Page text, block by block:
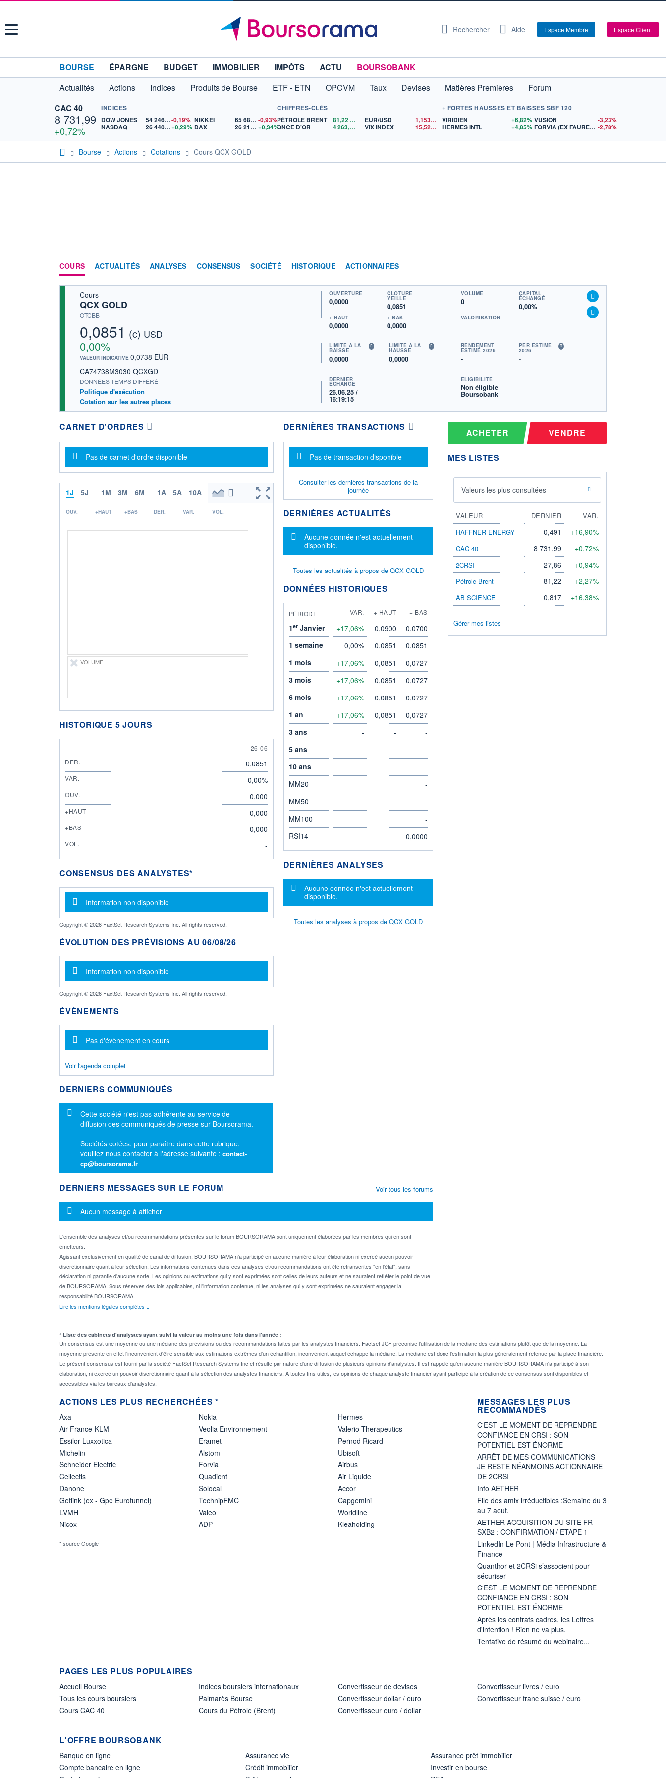
Menu Rechercher Aide Espace Membre Espace Client
BOURSE ÉPARGNE BUDGET IMMOBILIER IMPÔTS ACTU
BOURSOBANK
Actualités
Actions Indices Produits de Bourse ETF - ETN OPCVM Taux Devises Matières Premières
Forum
CAC 40
8 731,99
+0,72%
INDICES
DOW JONES
54 246,64-0,19%
NASDAQ
26 440,44+0,29%
NIKKEI 65 683,26 -0,93%
DAX
26 215,25 +0,34%
CHIFFRES-CLÉS
PÉTROLE BRENT
81,22
ONCE D'OR
4 263,73 $US
EUR/USD 1,1535$US
VIX INDEX
15,52
$US
+ FORTES HAUSSES ET BAISSES SBF 120
VIRIDIEN
+6,82%
HERMES INTL
+4,85%
VUSION
-3,23%
FORVIA (EX FAURECIA) -2,78%
Bourse Actions Cotations Cours QCX GOLD
COURS ACTUALITÉS ANALYSES CONSENSUS SOCIÉTÉ HISTORIQUE ACTIONNAIRES
Cours
QCX GOLD
OTCBB
0,0851 (c) USD
0,00%
VALEUR INDICATIVE 0,0738 EUR
CA74738M3030 QCXGD
DONNÉES TEMPS DIFFÉRÉ
Politique d'exécution
Cotation sur les autres places
OUVERTURE
0,0000
CLÔTURE
VEILLE
0,0851
+ HAUT
0,0000
+ BAS
0,0000
VOLUME
0
CAPITAL
ÉCHANGÉ
0,00%
VALORISATION
LIMITE À LA
BAISSE
0,0000
LIMITE À LA
HAUSSE
0,0000
RENDEMENT
ESTIMÉ 2026
-
PER ESTIMÉ
2026
-
DERNIER
ÉCHANGE
26.06.25 /
16:19:15
ÉLIGIBILITÉ
Non éligible
Boursobank
CARNET D'ORDRES
Message d'information
Pas de carnet d'ordre disponible
1J 5J 1M 3M 6M 1A 5A 10A
OUV. +HAUT +BAS DER. VAR. VOL.
VOLUME
HISTORIQUE 5 JOURS
26 JUNE
26-06
DER.
0,0851
VAR. 0,00%
OUV. 0,000
+HAUT 0,000
+BAS 0,000
VOL. -
CONSENSUS DES ANALYSTES*
Message d'information
Information non disponible
Copyright © 2026 FactSet Research Systems Inc. All rights reserved.
ÉVOLUTION DES PRÉVISIONS AU 06/08/26
Message d'information
Information non disponible
Copyright © 2026 FactSet Research Systems Inc. All rights reserved.
ÉVÈNEMENTS
Message d'information
Pas d'évènement en cours
Voir l'agenda complet
DERNIERS COMMUNIQUÉS
Message d'information
Cette société n'est pas adhérente au service de
diffusion des communiqués de presse sur Boursorama.
Sociétés cotées, pour paraître dans cette rubrique,
veuillez nous contacter à l'adresse suivante : contact-
cp@boursorama.fr
DERNIÈRES TRANSACTIONS
Message d'information
Pas de transaction disponible
Consulter les dernières transactions de la
journée
DERNIÈRES ACTUALITÉS
Message d'information
Aucune donnée n'est actuellement
disponible.
Toutes les actualités à propos de QCX GOLD
DONNÉES HISTORIQUES
PÉRIODE VAR. + HAUT + BAS
1erJanvier +17,06% 0,0900
0,0700
1 semaine
0,00% 0,0851
0,0851
1 mois
+17,06% 0,0851
0,0727
3 mois
+17,06% 0,0851
0,0727
6 mois
+17,06% 0,0851
0,0727
1 an
+17,06% 0,0851
0,0727
3 ans
- -
-
5 ans
- -
-
10 ans
- -
-
MM20
-
MM50
-
MM100
-
RSI14
0,0000
DERNIÈRES ANALYSES
Message d'information
Aucune donnée n'est actuellement
disponible.
Toutes les analyses à propos de QCX GOLD
DERNIERS MESSAGES SUR LE FORUM
Message d'information
Aucun message à afficher
L'ensemble des analyses et/ou recommandations présentes sur le forum BOURSORAMA sont uniquement élaborées par les membres qui en sont
émetteurs.
Agissant exclusivement en qualité de canal de diffusion, BOURSORAMA n'a participé en aucune manière à leur élaboration ni exercé aucun pouvoir
discrétionnaire quant à leur sélection. Les informations contenues dans ces analyses et/ou recommandations ont été retranscrites "en l'état", sans
déclaration ni garantie d'aucune sorte. Les opinions ou estimations qui y sont exprimées sont celles de leurs auteurs et ne sauraient refléter le point de vue
de BOURSORAMA. Sous réserves des lois applicables, ni l'information contenue, ni les analyses qui y sont exprimées ne sauraient engager la
responsabilité BOURSORAMA.
Lire les mentions légales complètes
Voir tous les forums
ACHETER VENDRE
MES LISTES
Valeurs les plus consultées
VALEUR DERNIER
VAR.
HAFFNER ENERGY
0,491 +16,90%
CAC 40 8 731,99 +0,72%
2CRSI 27,86 +0,94%
Pétrole Brent 81,22 +2,27%
AB SCIENCE 0,817 +16,38%
Gérer mes listes
* Liste des cabinets d'analystes ayant suivi la valeur au moins une fois dans l'année :
Un consensus est une moyenne ou une médiane des prévisions ou des recommandations faites par les analystes financiers. Factset JCF préconise l'utilisation de la médiane des estimations plutôt que de la moyenne. La
moyenne présente en effet l'inconvénient d'être sensible aux estimations extrêmes d'un échantillon, inconvénient auquel échappe la médiane. La médiane est donc l'estimation la plus généralement retenue par la place financière.
Le présent consensus est fourni par la société FactSet Research Systems Inc et résulte par nature d'une diffusion de plusieurs opinions d'analystes. Il est rappelé qu'en aucune manière BOURSORAMA n'a participé à son
élaboration, ni exercé un pouvoir discrétionnaire quant à la sélection des analystes financiers. A toutes fins utiles, les opinions de chaque analyste financier ayant participé à la création de ce consensus sont disponibles et
accessibles via les bureaux d'analystes.
ACTIONS LES PLUS RECHERCHÉES *
Axa
Air France-KLM
Essilor Luxxotica
Michelin
Schneider Electric
Cellectis
Danone
Getlink (ex - Gpe Eurotunnel)
LVMH
Nicox
Nokia
Veolia Environnement
Eramet
Alstom
Forvia
Quadient
Solocal
TechnipFMC
Valeo
ADP
Hermes
Valerio Therapeutics
Pernod Ricard
Ubisoft
Airbus
Air Liquide
Accor
Capgemini
Worldline
Kleaholding
* source Google
MESSAGES LES PLUS
RECOMMANDÉS
C'EST LE MOMENT DE REPRENDRE
CONFIANCE EN CRSI : SON
POTENTIEL EST ÉNORME
ARRÊT DE MES COMMUNICATIONS -
JE RESTE NÉANMOINS ACTIONNAIRE
DE 2CRSI
Info AETHER
File des amix irréductibles :Semaine du 3
au 7 aout.
AETHER ACQUISITION DU SITE FR
SXB2 : CONFIRMATION / ETAPE 1
LinkedIn Le Pont | Média Infrastructure &
Finance
Quanthor et 2CRSi s’associent pour
sécuriser
C'EST LE MOMENT DE REPRENDRE
CONFIANCE EN CRSI : SON
POTENTIEL EST ÉNORME
Après les contrats cadres, les Lettres
d'intention ! Rien ne va plus.
Tentative de résumé du webinaire...
PAGES LES PLUS POPULAIRES
Accueil Bourse
Tous les cours boursiers
Cours CAC 40
Indices boursiers internationaux
Palmarès Bourse
Cours du Pétrole (Brent)
Convertisseur de devises
Convertisseur dollar / euro
Convertisseur euro / dollar
Convertisseur livres / euro
Convertisseur franc suisse / euro
L'OFFRE BOURSOBANK
Banque en ligne
Compte bancaire en ligne
Assurance vie
Crédit immobilier
Assurance prêt immobilier
Investir en bourse